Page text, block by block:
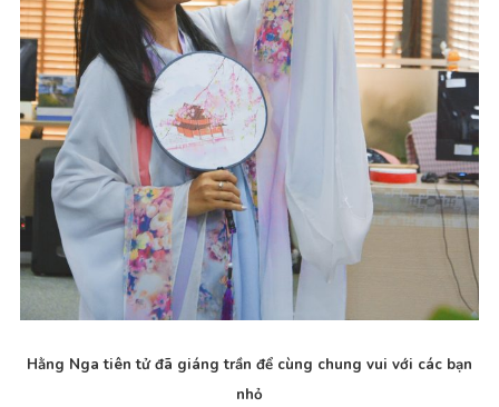
Hằng Nga tiên tử đã giáng trần để cùng chung vui với các bạn
nhỏ